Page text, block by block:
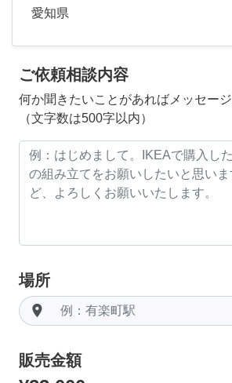
愛知県
ご依頼相談内容
何か聞きたいことがあればメッセー
（文字数は500字以内）
場所
room
販売金額